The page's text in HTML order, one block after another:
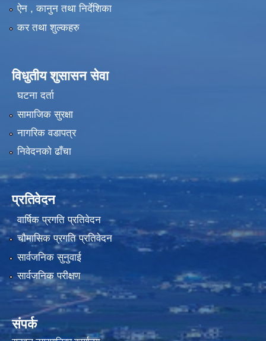
ऐन , कानुन तथा निर्देशिका
कर तथा शुल्कहरु
विधुतीय शुसासन सेवा
घटना दर्ता
सामाजिक सुरक्षा
नागरिक वडापत्र
निवेदनको ढाँचा
प्रतिवेदन
वार्षिक प्रगति प्रतिवेदन
चौमासिक प्रगति प्रतिवेदन
सार्वजनिक सुनुवाई
सार्वजनिक परीक्षण
संपर्क